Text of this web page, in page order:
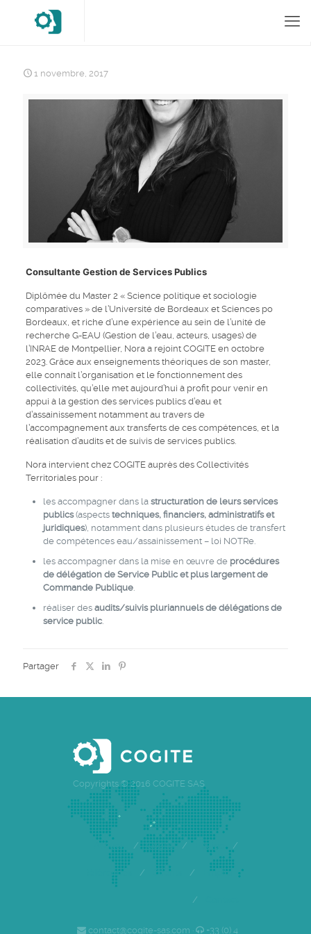
1 novembre, 2017
Consultante Gestion de Services Publics
Diplômée du Master 2 « Science politique et sociologie
comparatives » de l’Université de Bordeaux et Sciences po
Bordeaux, et riche d’une expérience au sein de l’unité de
recherche G-EAU (Gestion de l’eau, acteurs, usages) de
l’INRAE de Montpellier, Nora a rejoint COGITE en octobre
2023. Grâce aux enseignements théoriques de son master,
elle connaît l’organisation et le fonctionnement des
collectivités, qu’elle met aujourd’hui à profit pour venir en
appui à la gestion des services publics d’eau et
d’assainissement notamment au travers de
l’accompagnement aux transferts de ces compétences, et la
réalisation d’audits et de suivis de services publics.
Nora intervient chez COGITE auprès des Collectivités
Territoriales pour :
les accompagner dans la structuration de leurs services
publics(aspects techniques, financiers, administratifs et
juridiques), notamment dans plusieurs études de transfert
de compétences eau/assainissement – loi NOTRe.
les accompagner dans la mise en œuvre de procédures
de délégation de Service Public et plus largement de
Commande Publique.
réaliser des audits/suivis pluriannuels de délégations de
service public.
Partager
Copyrights © 2016 COGITE SAS
Accueil / Cogite / Equipe /
Références / Clients / Emploi
/
contact@cogite-sas.com · +33 (0) 4